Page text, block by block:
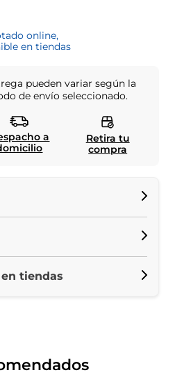
online,
en tiendas
pueden variar según la
de envío seleccionado.
a
Retira tu
compra
tiendas